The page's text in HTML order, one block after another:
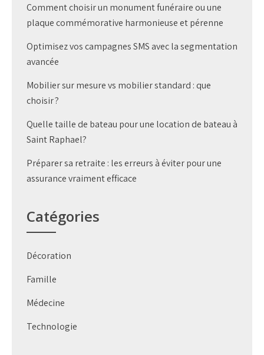
Comment choisir un monument funéraire ou une
plaque commémorative harmonieuse et pérenne
Optimisez vos campagnes SMS avec la segmentation
avancée
Mobilier sur mesure vs mobilier standard : que
choisir ?
Quelle taille de bateau pour une location de bateau à
Saint Raphael?
Préparer sa retraite : les erreurs à éviter pour une
assurance vraiment efficace
Catégories
Décoration
Famille
Médecine
Technologie